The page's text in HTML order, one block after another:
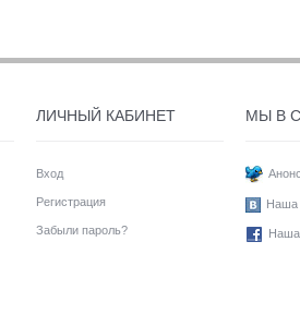
ЛИЧНЫЙ КАБИНЕТ
Вход
Регистрация
Забыли пароль?
МЫ В
Наша
Наша